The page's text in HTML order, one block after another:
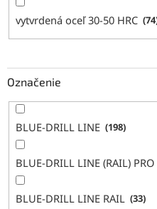
vytvrdená oceľ 30-50 HRC 74
Označenie
BLUE-DRILL LINE 198
BLUE-DRILL LINE (RAIL) PRO
BLUE-DRILL LINE RAIL 33